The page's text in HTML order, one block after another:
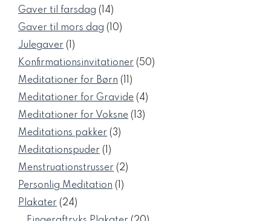
varer
Gaver til farsdag 1414
varer
Gaver til mors dag 1010
Julegaver 11
vare
Konfirmationsinvitationer 5050
Meditationer for Børn 1111
varer
Meditationer for Gravide 44
Meditationer for Voksne 1313
Meditations pakker 33
Meditationspuder 11
vare
Menstruationstrusser 22
Personlig Meditation 11
Plakater 2424
varer